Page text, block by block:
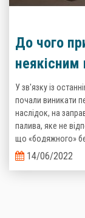
До чого
неякісним
У зв'язку із
почали виникати
наслідок, на
палива, яке не
що «бодяжного»
важко когось
стає реальністю.
14/06/2022